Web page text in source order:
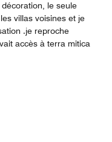
le seule
villas voisines et je
.je reproche
accès à terra mitica